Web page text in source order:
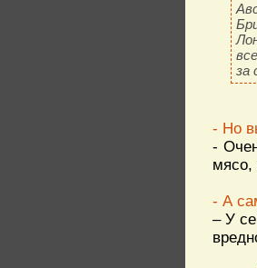
за
- Но
-
мясо,
- А
– У